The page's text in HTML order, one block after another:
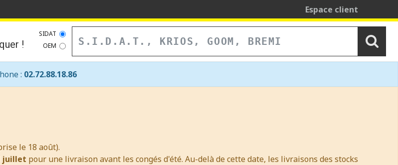
Espace client
!
Recherche
SIDAT
OEM
: 02.72.88.18.86
le 18 août).
juillet pour une livraison avant les congés d'été. Au-delà de cette date, les livraisons des stocks